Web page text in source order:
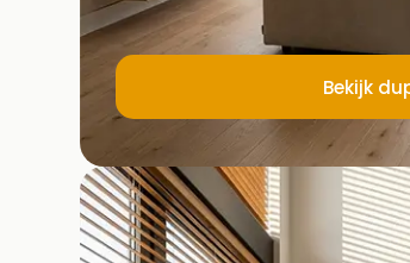
Dupligordijnen
Dupligordijnen bestaan uit een
Bekijk